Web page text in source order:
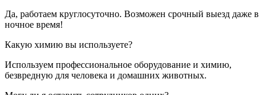
Да, работаем круглосуточно. Возможен срочный выезд даже в
ночное время!
Какую химию вы используете?
Используем профессиональное оборудование и химию,
безвредную для человека и домашних животных.